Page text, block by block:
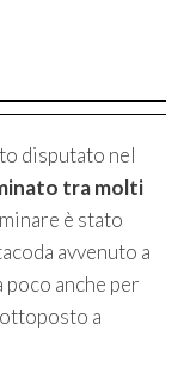
disputato nel
tra molti
è stato
avvenuto a
anche per
a